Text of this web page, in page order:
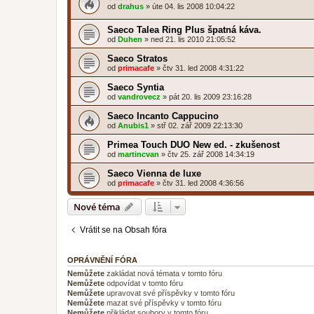
od drahus » úte 04. lis 2008 10:04:22
Saeco Talea Ring Plus špatná káva.
od Duhen » ned 21. lis 2010 21:05:52
Saeco Stratos
od primacafe » čtv 31. led 2008 4:31:22
Saeco Syntia
od vandrovecz » pát 20. lis 2009 23:16:28
Saeco Incanto Cappucino
od Anubis1 » stř 02. zář 2009 22:13:30
Primea Touch DUO New ed. - zkušenost
od martincvan » čtv 25. zář 2008 14:34:19
Saeco Vienna de luxe
od primacafe » čtv 31. led 2008 4:36:56
Nové téma
Vrátit se na Obsah fóra
OPRÁVNĚNÍ FÓRA
Nemůžete zakládat nová témata v tomto fóru
Nemůžete odpovídat v tomto fóru
Nemůžete upravovat své příspěvky v tomto fóru
Nemůžete mazat své příspěvky v tomto fóru